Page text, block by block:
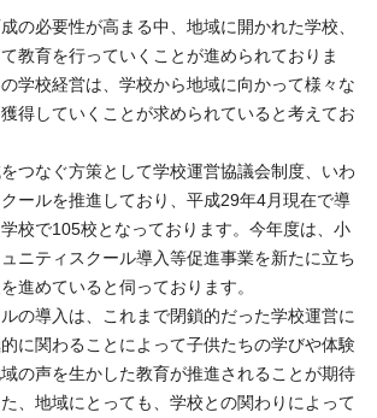
の必要性が高まる中、地域に開かれた学校、
教育を行っていくことが進められておりま
学校経営は、学校から地域に向かって様々な
得していくことが求められていると考えてお
つなぐ方策として学校運営協議会制度、いわ
ールを推進しており、平成29年4月現在で導
校で105校となっております。今年度は、小
ニティスクール導入等促進事業を新たに立ち
進めていると伺っております。
の導入は、これまで閉鎖的だった学校運営に
に関わることによって子供たちの学びや体験
の声を生かした教育が推進されることが期待
、地域にとっても、学校との関わりによって